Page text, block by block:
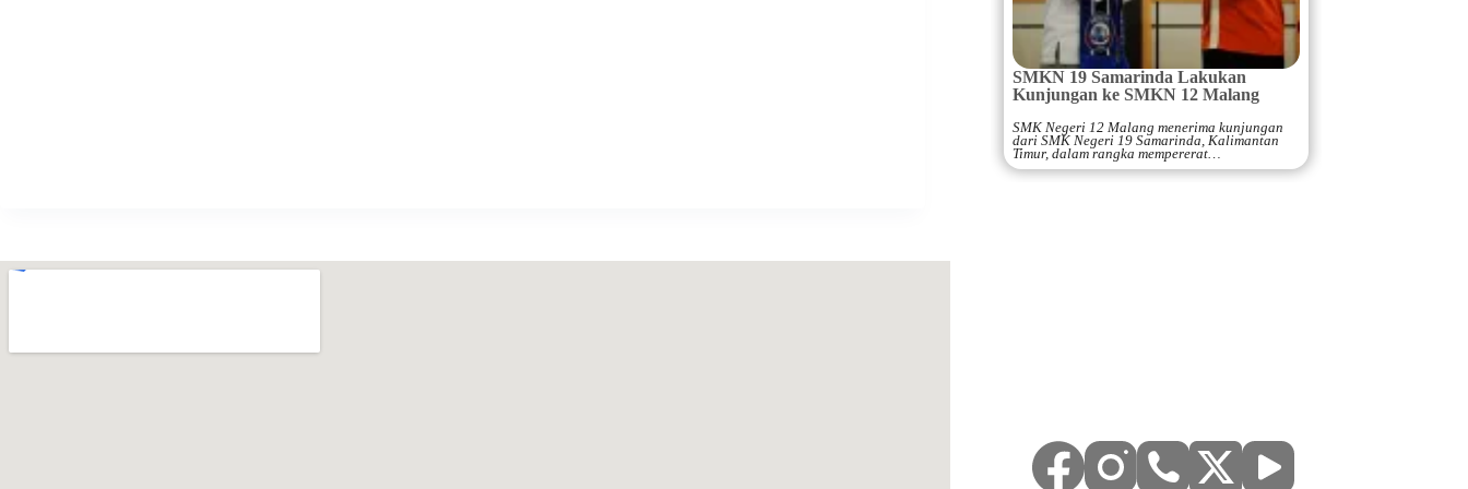
SMKN 19 Samarinda Lakukan
Kunjungan ke SMKN 12 Malang
SMK Negeri 12 Malang menerima kunjungan
dari SMK Negeri 19 Samarinda, Kalimantan
Timur, dalam rangka mempererat…